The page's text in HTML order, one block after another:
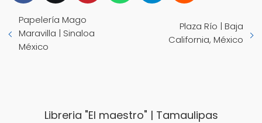
Papelería Mago
Maravilla | Sinaloa
México
Plaza Río | Baja
California, México
Libreria "El maestro" | Tamaulipas